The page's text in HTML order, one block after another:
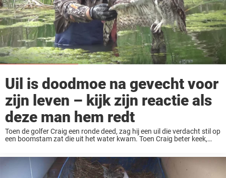
Uil is doodmoe na gevecht voor
zijn leven – kijk zijn reactie als
deze man hem redt
Toen de golfer Craig een ronde deed, zag hij een uil die verdacht stil op
een boomstam zat die uit het water kwam. Toen Craig beter keek,